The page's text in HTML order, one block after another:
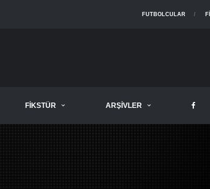
FUTBOLCULAR
FIKSTÜR ARŞIVLER